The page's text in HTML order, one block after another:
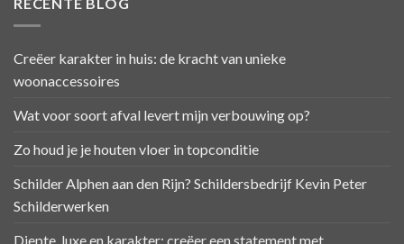
Creëer karakter in huis: de kracht van unieke
woonaccessoires
Wat voor soort afval levert mijn verbouwing op?
Zo houd je je houten vloer in topconditie
Schilder Alphen aan den Rijn? Schildersbedrijf Kevin Peter
Schilderwerken
Diepte, luxe en karakter: creëer een statement met